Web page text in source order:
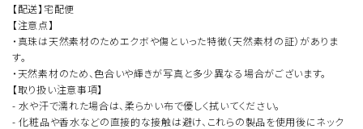
【配送】宅配便
【注意点】
・真珠は天然素材のためエクボや傷といった特徴（天然素材の証）がありま
す。
・天然素材のため、色合いや輝きが写真と多少異なる場合がございます。
【取り扱い注意事項】
- 水や汗で濡れた場合は、柔らかい布で優しく拭いてください。
- 化粧品や香水などの直接的な接触は避け、これらの製品を使用後にネック